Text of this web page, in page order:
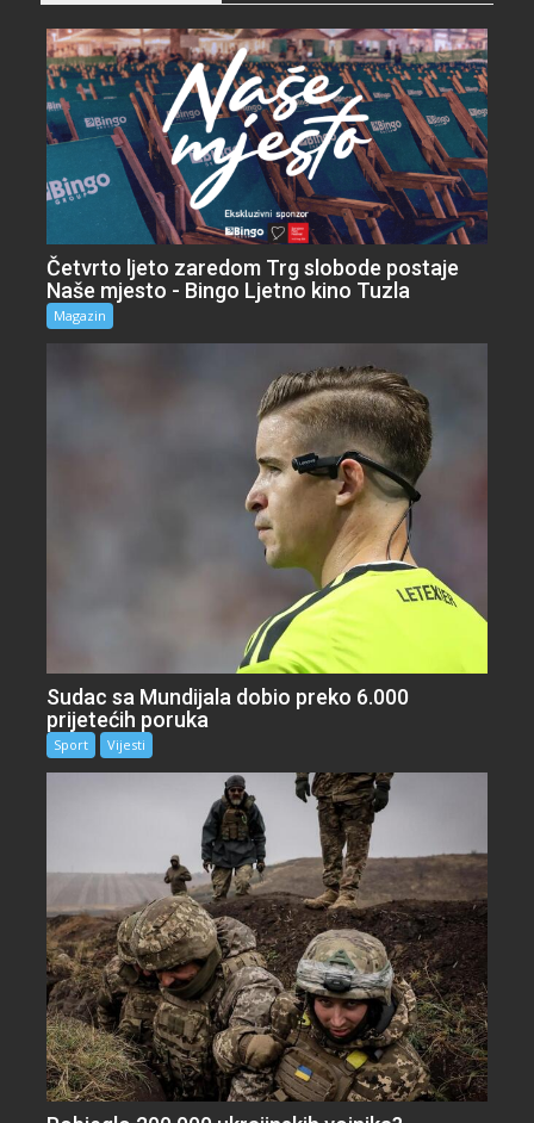
Četvrto ljeto zaredom Trg slobode postaje
Naše mjesto - Bingo Ljetno kino Tuzla
Magazin
Sudac sa Mundijala dobio preko 6.000
prijetećih poruka
Sport Vijesti